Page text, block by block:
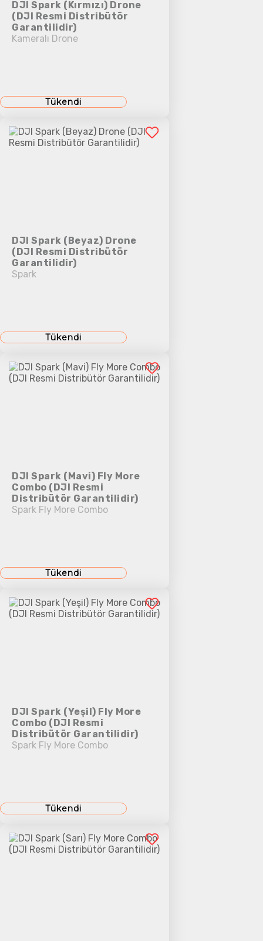
DJI Spark (Kırmızı) Drone
(DJI Resmi Distribütör
Garantilidir)
Kameralı Drone
Tükendi
DJI Spark (Beyaz) Drone
(DJI Resmi Distribütör
Garantilidir)
Spark
Tükendi
DJI Spark (Mavi) Fly More
Combo (DJI Resmi
Distribütör Garantilidir)
Spark Fly More Combo
Tükendi
DJI Spark (Yeşil) Fly More
Combo (DJI Resmi
Distribütör Garantilidir)
Spark Fly More Combo
Tükendi